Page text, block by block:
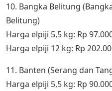
10. Bangka Belitung
Belitung)
Harga elpiji 5,5 kg: Rp
Harga elpiji 12 kg: Rp
11. Banten (Serang dan
Harga elpiji 5,5 kg: Rp